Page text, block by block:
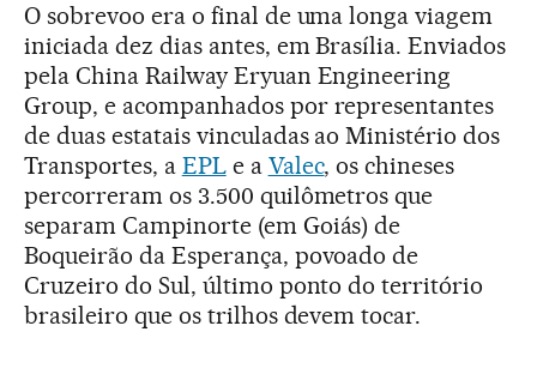
O sobrevoo era o final de uma longa viagem
iniciada dez dias antes, em Brasília. Enviados
pela China Railway Eryuan Engineering
Group, e acompanhados por representantes
de duas estatais vinculadas ao Ministério dos
Transportes, a EPLe a Valec, os chineses
percorreram os 3.500 quilômetros que
separam Campinorte (em Goiás) de
Boqueirão da Esperança, povoado de
Cruzeiro do Sul, último ponto do território
brasileiro que os trilhos devem tocar.